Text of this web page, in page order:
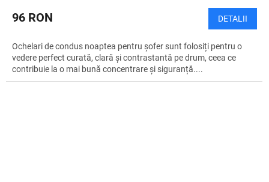
96 RON DETALII
Ochelari de condus noaptea pentru șofer sunt folosiți pentru o
vedere perfect curată, clară și contrastantă pe drum, ceea ce
contribuie la o mai bună concentrare și siguranță....